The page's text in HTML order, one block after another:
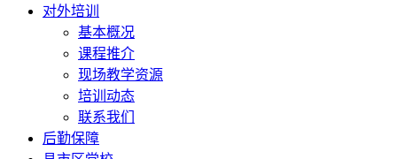
对外培训
基本概况
课程推介
现场教学资源
培训动态
联系我们
后勤保障